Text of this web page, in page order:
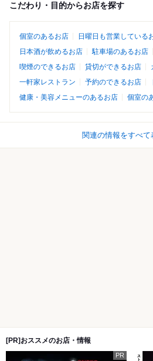
こだわり・目的からお店を探す
個室のあるお店 日曜日も営業している
日本酒が飲めるお店
駐車場のあるお店
喫煙のできるお店
貸切ができるお店
一軒家レストラン
予約のできるお店
健康・美容メニューのあるお店
個室の
関連の情報をすべて
[PR]おススメのお店・情報
PR